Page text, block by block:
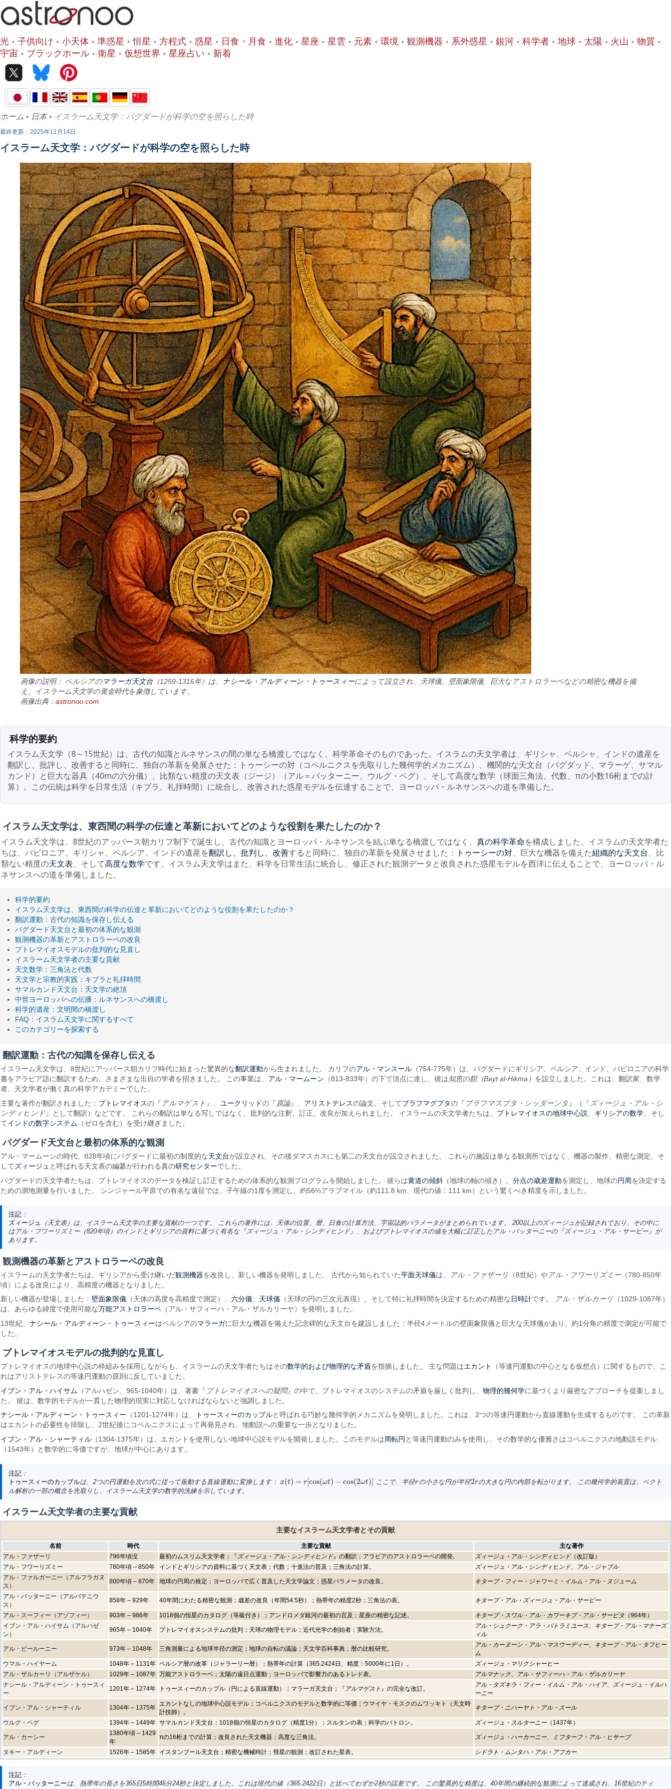
光 子供向け 小天体 準惑星 恒星 方程式 惑星 日食・月食 進化 星座 星雲 元素 環境 観測機器 系外惑星 銀河 科学者 地球 太陽 火山
物質
宇宙
ブラックホール 衛星 仮想世界 星座占い 新着
ホーム • 日本• イスラーム天文学：バグダードが科学の空を照らした時
最終更新：2025年11月14日
イスラーム天文学：バグダードが科学の空を照らした時
画像の説明： ペルシアのマラーガ天文台 （1259-1316年）は、 ナシール・アルディーン・トゥースィーによって設立され、天球儀、壁面象限儀、巨大なアストロラーベなどの精密な機器を備
え、イスラーム天文学の黄金時代を象徴しています。
画像出典：astronoo.com
科学的要約
イスラム天文学（8～15世紀）は、古代の知識とルネサンスの間の単なる橋渡しではなく、科学革命そのものであった。イスラムの天文学者は、ギリシャ、ペルシャ、インドの遺産を
翻訳し、批評し、改善すると同時に、独自の革新を発展させた：トゥーシーの対（コペルニクスを先取りした幾何学的メカニズム）、機関的な天文台（バグダッド、マラーゲ、サマル
カンド）と巨大な器具（40mの六分儀）、比類ない精度の天文表（ジージ）（アル＝バッターニー、ウルグ・ベグ）、そして高度な数学（球面三角法、代数、πの小数16桁までの計
算）。この伝統は科学を日常生活（キブラ、礼拝時間）に統合し、改善された惑星モデルを伝達することで、ヨーロッパ・ルネサンスへの道を準備した。
イスラム天文学は、東西間の科学の伝達と革新においてどのような役割を果たしたのか？
イスラム天文学は、8世紀のアッバース朝カリフ制下で誕生し、古代の知識とヨーロッパ・ルネサンスを結ぶ単なる橋渡しではなく、 真の科学革命を構成しました。イスラムの天文学者た
ちは、バビロニア、ギリシャ、ペルシア、インドの遺産を翻訳し、批判し、改善すると同時に、独自の革新を発展させました： トゥーシーの対、巨大な機器を備えた組織的な天文台 、比
類ない精度の天文表、そして高度な数学です。イスラム天文学はまた、科学を日常生活に統合し、修正された観測データと改良された惑星モデルを西洋に伝えることで、ヨーロッパ・ル
ネサンスへの道を準備しました。
科学的要約
イスラム天文学は、東西間の科学の伝達と革新においてどのような役割を果たしたのか？
翻訳運動：古代の知識を保存し伝える
バグダード天文台と最初の体系的な観測
観測機器の革新とアストロラーベの改良
プトレマイオスモデルの批判的な見直し
イスラーム天文学者の主要な貢献
天文数学：三角法と代数
天文学と宗教的実践：キブラと礼拝時間
サマルカンド天文台：天文学の絶頂
中世ヨーロッパへの伝播：ルネサンスへの橋渡し
科学的遺産：文明間の橋渡し
FAQ：イスラム天文学に関するすべて
このカテゴリーを探索する
翻訳運動：古代の知識を保存し伝える
イスラーム天文学は、8世紀にアッバース朝カリフ時代に始まった驚異的な翻訳運動から生まれました。 カリフのアル・マンスール （754-775年）は、バグダードにギリシア、ペルシア、インド、バビロニアの科学
書をアラビア語に翻訳するため、さまざまな出自の学者を招きました。 この事業は、 アル・マームーン （813-833年）の下で頂点に達し、彼は知恵の館（Bayt al-Hikma） を設立しました。これは、翻訳家、数学
者、天文学者が働く真の科学アカデミーでした。
主要な著作が翻訳されました： プトレマイオスの『 アルマゲスト 』、ユークリッドの『原論』、 アリストテレスの論文、そしてブラフマグプタの『 ブラフマスプタ・シッダーンタ 』（『 ズィージュ・アル・シ
ンディヒンド』として翻訳）などです。 これらの翻訳は単なる写しではなく、批判的な注釈、訂正、改良が加えられました。 イスラームの天文学者たちは、 プトレマイオスの地球中心説 ギリシアの数学 、そし
てインドの数字システム （ゼロを含む）を受け継ぎました。
バグダード天文台と最初の体系的な観測
アル・マームーンの時代、828年頃にバグダードに最初の制度的な天文台が設立され、その後ダマスカスにも第二の天文台が設立されました。 これらの施設は単なる観測所ではなく、機器の製作、精密な測定、そ
して ズィージュ と呼ばれる天文表の編纂が行われる真の研究センターでした。
バグダードの天文学者たちは、プトレマイオスのデータを検証し訂正するための体系的な観測プログラムを開始しました。 彼らは黄道の傾斜 （地球の軸の傾き）、分点の歳差運動を測定し、地球の円周を決定する
ための測地測量を行いました。 シンジャール平原での有名な遠征では、子午線の1度を測定し、約56⅔アラブマイル（約111.8 km、現代の値：111 km）という驚くべき精度を示しました。
注記：
ズィージュ
（天文表）は、イスラーム天文学の主要な貢献の一つです。 これらの著作には、天体の位置、暦、日食の計算方法、宇宙誌的パラメータがまとめられています。 200以上のズィージュが記録されており、その中に
はアル・フワーリズミー（820年頃）のインドとギリシアの資料に基づく有名な『ズィージュ・アル・シンディヒンド』、およびプトレマイオスの値を大幅に訂正したアル・バッターニーの『ズィージュ・アル・サービー』が
あります。
観測機器の革新とアストロラーベの改良
イスラームの天文学者たちは、ギリシアから受け継いだ観測機器を改良し、新しい機器を発明しました。 古代から知られていた平面天球儀は、 アル・ファザーリ （8世紀）やアル・フワーリズミー（780-850年
頃）による改良により、高精度の機器となりました。
新しい機器が登場しました：壁面象限儀 （天体の高度を高精度で測定）、六分儀、 天球儀 （天球の円の三次元表現）、そして特に礼拝時間を決定するための精密な日時計です。 アル・ザルカーリ
（1029-1087年）
は、あらゆる緯度で使用可能な万能アストロラーベ （アル・サフィーハ・アル・ザルカリーヤ）を発明しました。
13世紀、ナシール・アルディーン・トゥースィーはペルシアのマラーガに巨大な機器を備えた記念碑的な天文台を建設しました：半径4メートルの壁面象限儀と巨大な天球儀があり、約1分角の精度で測定が可能で
した。
プトレマイオスモデルの批判的な見直し
プトレマイオスの地球中心説の枠組みを採用しながらも、イスラームの天文学者たちはその数学的および物理的な矛盾を指摘しました。 主な問題はエカント
（等速円運動の中心となる仮想点）に関するもので、こ
れはアリストテレスの等速円運動の原則に反していました。
イブン・アル・ハイサム （アルハゼン、965-1040年）は、著書『 プトレマイオスへの疑問』の中で、プトレマイオスのシステムの矛盾を厳しく批判し、物理的幾何学に基づくより厳密なアプローチを提案しまし
た。 彼は、数学的モデルが一貫した物理的現実に対応しなければならないと強調しました。
ナシール・アルディーン・トゥースィー （1201-1274年）は、 トゥースィーのカップルと呼ばれる巧妙な幾何学的メカニズムを発明しました。これは、2つの等速円運動から直線運動を生成するものです。 この革新
はエカントの必要性を排除し、2世紀後にコペルニクスによって再発見され、地動説への重要な一歩となりました。
イブン・アル・シャーティル （1304-1375年）は、エカントを使用しない地球中心説モデルを開発しました。このモデルは周転円と等速円運動のみを使用し、その数学的な優雅さはコペルニクスの地動説モデル
（1543年）と数学的に等価ですが、地球が中心にあります。
注記：
トゥースィーのカップルは、2つの円運動を次の式に従って振動する直線運動に変換します： x(t) = r[cos(ωt) − cos(2ωt)]
x(t)= [cos (ωt)−cos 2ωt)] ここで、半径r
r の小さな円が半径2r
2r の大きな円の内部を転がります。 この幾何学的装置は、ベクト
ル解析の一部の概念を先取りし、イスラーム天文学の数学的洗練を示しています。
イスラーム天文学者の主要な貢献
主要なイスラーム天文学者とその貢献
名前 時代 主要な貢献 主な著作
アル・ファザーリ 796年頃没 最初のムスリム天文学者；『ズィージュ・アル・シンディヒンド』の翻訳；アラビアのアストロラーベの開発。 ズィージュ・アル・シンディヒンド（改訂版）
アル・フワーリズミー 780年頃 – 850年 インドとギリシアの資料に基づく天文表；代数；十進法の普及；三角法の計算。 ズィージュ・アル・シンディヒンド、 アル・ジャブル
アル・ファルガーニー（アルフラガヌ
ス）
800年頃 – 870年 地球の円周の推定；ヨーロッパで広く普及した天文学論文；惑星パラメータの改良。 キターブ・フィー・ジャワーミ・イルム・アル・ヌジューム
アル・バッターニー（アルバテニウ
ス）
858年 – 929年 40年間にわたる精密な観測；歳差の改良（年間54.5秒）；熱帯年の精度2秒；三角法の表。 キターブ・アル・ズィージュ・アル・サービー
アル・スーフィー（アゾフィー） 903年 – 986年 1018個の恒星のカタログ（等級付き）；アンドロメダ銀河の最初の言及；星座の精密な記述。 キターブ・スワル・アル・カワーキブ・アル・サービタ （964年）
イブン・アル・ハイサム（アルハゼ
ン）
965年 – 1040年 プトレマイオスシステムの批判；天球の物理モデル；近代光学の創始者；実験方法。
アル・シュクーク・アラ・バトラミユース、 キターブ・アル・マナーズ
ィル
アル・ビールーニー 973年 – 1048年 三角測量による地球半径の測定；地球の自転の議論；天文学百科事典；暦の比較研究。
アル・カーヌーン・アル・マスウーディー、 キターブ・アル・タフヒー
ム
ウマル・ハイヤーム 1048年 – 1131年 ペルシア暦の改革（ジャラーリー暦）；熱帯年の計算（365.2424日、精度：5000年に1日）。 ズィージュ・マリクシャーヒー
アル・ザルカーリ（アルザケル） 1029年 – 1087年 万能アストロラーベ；太陽の遠日点運動；ヨーロッパで影響力のあるトレド表。 アルマナック、 アル・サフィーハ・アル・ザルカリーヤ
ナシール・アルディーン・トゥースィ
ー
1201年 – 1274年 トゥースィーのカップル（円による直線運動）；マラーガ天文台；『 アルマゲスト 』の完全な改訂。
アル・タズキラ・フィー・イルム・アル・ハイア、 ズィージュ・イルハ
ーニー
イブン・アル・シャーティル 1304年 – 1375年
エカントなしの地球中心説モデル；コペルニクスのモデルと数学的に等価；ウマイヤ・モスクのムワッキト（天文時
計技師）。
キターブ・ニハーヤト・アル・スール
ウルグ・ベグ 1394年 – 1449年 サマルカンド天文台；1018個の恒星のカタログ（精度1分）；スルタンの表；科学のパトロン。 ズィージュ・スルターニー （1437年）
アル・カーシー
1380年頃 – 1429
年
πの16桁までの計算；改良された天文機器；高度な三角法。 ズィージュ・ハーカーニー、 ミフターフ・アル・ヒサーブ
タキー・アルディーン 1526年 – 1585年 イスタンブール天文台；精密な機械時計；彗星の観測；改訂された星表。 シドラト・ムンタハ・アル・アフカー
注記：
アル・バッターニーは、熱帯年の長さを365日5時間46分24秒と決定しました。これは現代の値（365.2422日）と比べてわずか2秒の誤差です。 この驚異的な精度は、40年間の継続的な観測によって達成され、16世紀のティ